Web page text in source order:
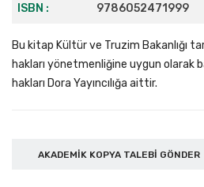
ISBN : 9786052471999
Bu kitap Kültür ve Truzim Bakanlığı
hakları yönetmenliğine uygun olarak
hakları Dora Yayıncılığa aittir.
AKADEMIK KOPYA TALEBI GÖNDER